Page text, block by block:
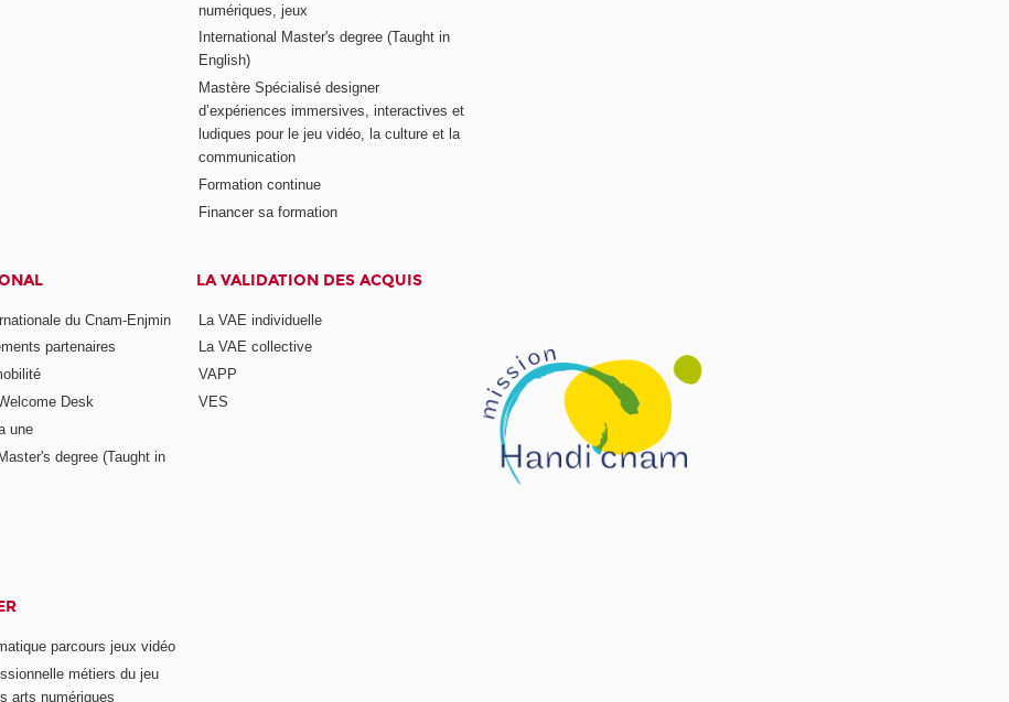
numériques, jeux
International Master's degree (Taught in
English)
Mastère Spécialisé designer
d’expériences immersives, interactives et
ludiques pour le jeu vidéo, la culture et la
communication
Formation continue
Financer sa formation
du Cnam-Enjmin
partenaires
Desk
une
degree (Taught in
LA VALIDATION DES ACQUIS
La VAE individuelle
La VAE collective
VAPP
VES
parcours jeux vidéo
métiers du jeu
arts numériques